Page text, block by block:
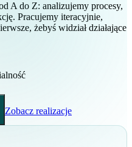
A do Z: analizujemy procesy,
Pracujemy iteracyjnie,
żebyś widział działające
Zobacz realizacje